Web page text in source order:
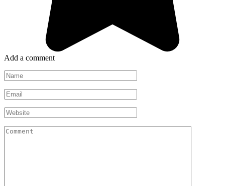
Add a comment
Name
*
Email
*
Website
Comment